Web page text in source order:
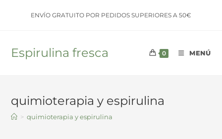
ENVÍO GRATUITO POR PEDIDOS SUPERIORES A 50€
Espirulina fresca 0 MENÚ
quimioterapia y espirulina
> quimioterapia y espirulina